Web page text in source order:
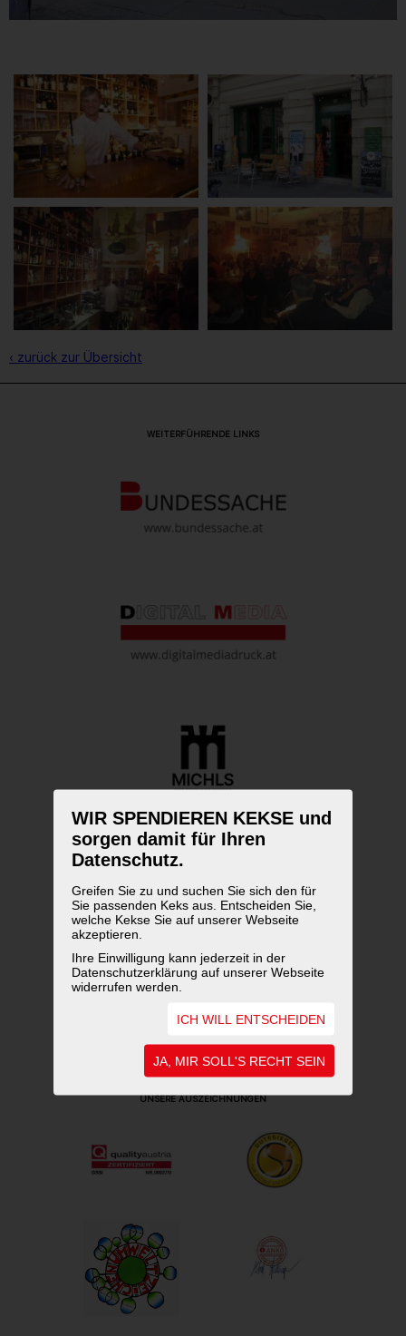
WIR SPENDIEREN KEKSE und
sorgen damit für Ihren
Datenschutz.
Greifen Sie zu und suchen Sie sich den für
Sie passenden Keks aus. Entscheiden Sie,
welche Kekse Sie auf unserer Webseite
akzeptieren.
Ihre Einwilligung kann jederzeit in der
Datenschutzerklärung auf unserer Webseite
widerrufen werden.
ICH WILL ENTSCHEIDEN
JA, MIR SOLL'S RECHT SEIN
‹ zurück zur Übersicht
WEITERFÜHRENDE LINKS
UNSERE AUSZEICHNUNGEN